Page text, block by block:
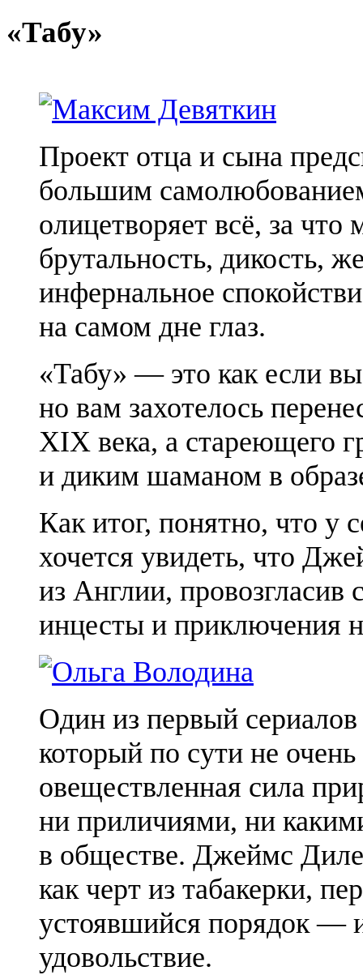
«Табу»
Проект отца и сына
большим
олицетворяет всё, за
брутальность, дикость,
инфернальное
на самом дне глаз.
«Табу» — это как если
но вам захотелось
XIX века, а стареющего
и диким шаманом в
Как итог, понятно, что у
хочется увидеть, что
из Англии,
инцесты и приключения
Один из первый
который по сути не очень
овеществленная сила
ни приличиями, ни
в обществе. Джеймс
как черт из табакерки,
устоявшийся порядок —
удовольствие.